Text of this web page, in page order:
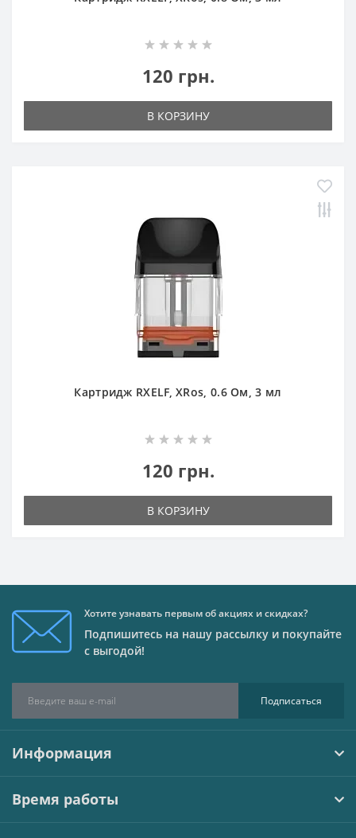
120 грн.
В КОРЗИНУ
Картридж RXELF, XRos, 0.6 Ом, 3 мл
120 грн.
В КОРЗИНУ
Хотите узнавать первым об акциях и скидках?
Подпишитесь на нашу рассылку и покупайте
с выгодой!
Подписаться
Информация
Время работы